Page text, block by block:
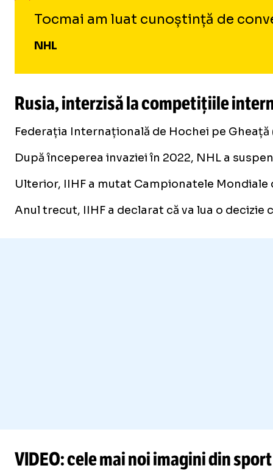
Tocmai am luat cunoștință de
NHL
Rusia, interzisă la competițiile
Federația Internațională de Hochei pe
După începerea invaziei în 2022, NHL a
Ulterior, IIHF a mutat Campionatele
Anul trecut, IIHF a declarat că va lua o decizie
VIDEO: cele mai noi imagini din sport